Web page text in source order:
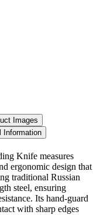
Images
Information
Knife measures
ergonomic design that
traditional Russian
steel, ensuring
Its hand‑guard
with sharp edges